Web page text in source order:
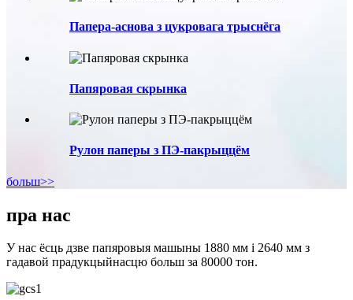
Папера-аснова з цукровага трыснёга
Папяровая скрынка
Рулон паперы з ПЭ-пакрыццём
больш>>
пра нас
У нас ёсць дзве папяровыя машыны 1880 мм і 2640 мм з
гадавой прадукцыйнасцю больш за 80000 тон.